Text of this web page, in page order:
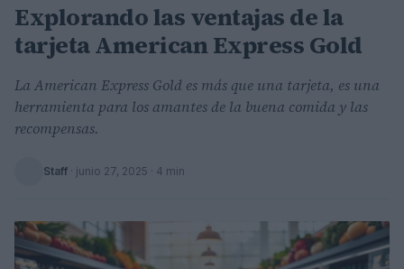
Explorando las ventajas de la
tarjeta American Express Gold
La American Express Gold es más que una tarjeta, es una
herramienta para los amantes de la buena comida y las
recompensas.
Staff · junio 27, 2025 · 4 min